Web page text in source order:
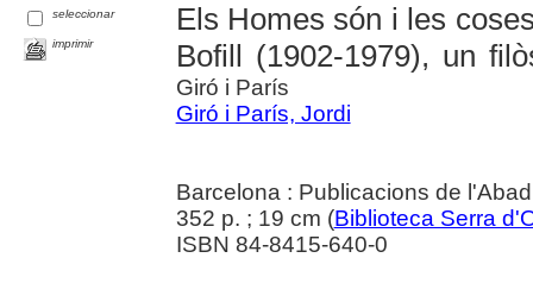
seleccionar
imprimir
Els Homes són i les
Bofill (1902-1979), un
Giró i París
Giró i París, Jordi
Barcelona : Publicacions de
352 p. ; 19 cm (Biblioteca Serra
ISBN 84-8415-640-0